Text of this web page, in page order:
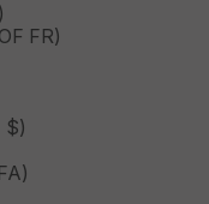
FR)
$)
APP
prioritario al